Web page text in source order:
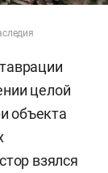
целой
объекта
взялся